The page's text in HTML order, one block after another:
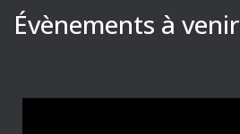
Évènements à venir